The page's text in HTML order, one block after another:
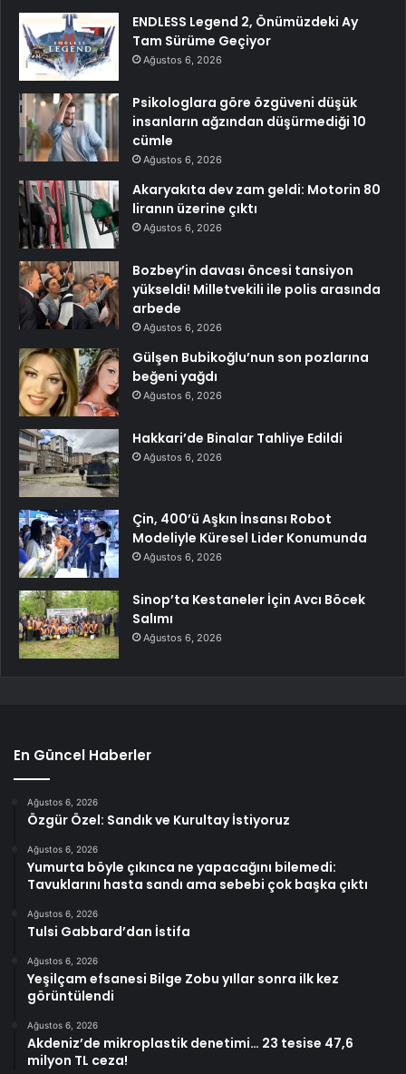
ENDLESS Legend 2, Önümüzdeki Ay
Tam Sürüme Geçiyor
Ağustos 6, 2026
Psikologlara göre özgüveni düşük
insanların ağzından düşürmediği 10
cümle
Ağustos 6, 2026
Akaryakıta dev zam geldi: Motorin 80
liranın üzerine çıktı
Ağustos 6, 2026
Bozbey’in davası öncesi tansiyon
yükseldi! Milletvekili ile polis arasında
arbede
Ağustos 6, 2026
Gülşen Bubikoğlu’nun son pozlarına
beğeni yağdı
Ağustos 6, 2026
Hakkari’de Binalar Tahliye Edildi
Ağustos 6, 2026
Çin, 400’ü Aşkın İnsansı Robot
Modeliyle Küresel Lider Konumunda
Ağustos 6, 2026
Sinop’ta Kestaneler İçin Avcı Böcek
Salımı
Ağustos 6, 2026
En Güncel Haberler
Ağustos 6, 2026
Özgür Özel: Sandık ve Kurultay İstiyoruz
Ağustos 6, 2026
Yumurta böyle çıkınca ne yapacağını bilemedi:
Tavuklarını hasta sandı ama sebebi çok başka çıktı
Ağustos 6, 2026
Tulsi Gabbard’dan İstifa
Ağustos 6, 2026
Yeşilçam efsanesi Bilge Zobu yıllar sonra ilk kez
görüntülendi
Ağustos 6, 2026
Akdeniz’de mikroplastik denetimi… 23 tesise 47,6
milyon TL ceza!